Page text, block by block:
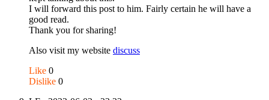
I will forward this post to him. Fairly certain he will have a
good read.
Thank you for sharing!
Also visit my website discuss
Like 0
Dislike 0